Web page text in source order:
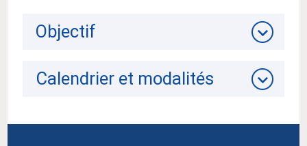
Objectif
Calendrier et modalités